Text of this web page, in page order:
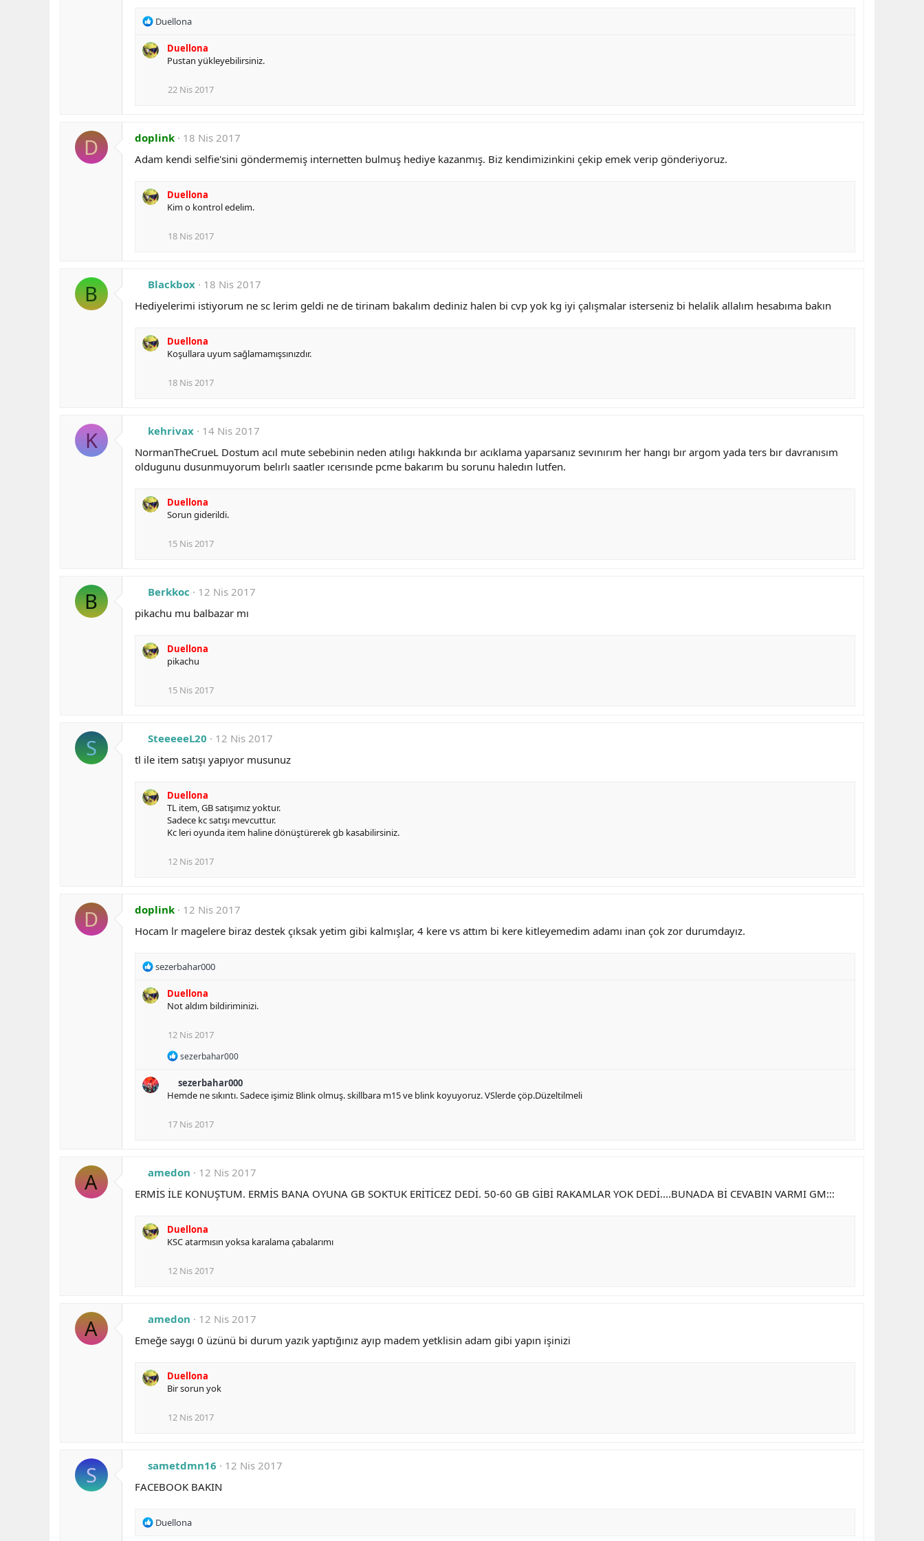
sR
a
c
:
Duellona
Duellona
Pustan yükleyebilirsiniz.
22 Nis 2017
D doplink
18 Nis 2017
Adam kendi selfie'sini göndermemiş internetten bulmuş hediye kazanmış. Biz kendimizinkini çekip emek verip gönderiyoruz.
Duellona
Kim o kontrol edelim.
18 Nis 2017
B Blackbox
18 Nis 2017
Hediyelerimi istiyorum ne sc lerim geldi ne de tirinam bakalım dediniz halen bi cvp yok kg iyi çalışmalar isterseniz bi helalik allalım hesabıma bakın
Duellona
Koşullara uyum sağlamamışsınızdır.
18 Nis 2017
K kehrivax
14 Nis 2017
NormanTheCrueL Dostum acıl mute sebebinin neden atılıgı hakkında bır acıklama yaparsanız sevınırım her hangı bır argom yada ters bır davranısım
oldugunu dusunmuyorum belırlı saatler ıcerısınde pcme bakarım bu sorunu haledın lutfen.
Duellona
Sorun giderildi.
15 Nis 2017
B Berkkoc
12 Nis 2017
pikachu mu balbazar mı
Duellona
pikachu
15 Nis 2017
S SteeeeeL20
12 Nis 2017
tl ile item satışı yapıyor musunuz
Duellona
TL item, GB satışımız yoktur.
Sadece kc satışı mevcuttur.
Kc leri oyunda item haline dönüştürerek gb kasabilirsiniz.
12 Nis 2017
D doplink
12 Nis 2017
Hocam lr magelere biraz destek çıksak yetim gibi kalmışlar, 4 kere vs attım bi kere kitleyemedim adamı inan çok zor durumdayız.
R
a
c
:
sezerbahar000
Duellona
Not aldım bildiriminizi.
12 Nis 2017
R
c
t
o
sezerbahar000
sezerbahar000
Hemde ne sıkıntı. Sadece işimiz Blink olmuş. skillbara m15 ve blink koyuyoruz. VSlerde çöp.Düzeltilmeli
17 Nis 2017
A amedon
12 Nis 2017
ERMİS İLE KONUŞTUM. ERMİS BANA OYUNA GB SOKTUK ERİTİCEZ DEDİ. 50-60 GB GİBİ RAKAMLAR YOK DEDİ....BUNADA Bİ CEVABIN VARMI GM:::
Duellona
KSC atarmısın yoksa karalama çabalarımı
12 Nis 2017
A amedon
12 Nis 2017
Emeğe saygı 0 üzünü bi durum yazık yaptığınız ayıp madem yetklisin adam gibi yapın işinizi
Duellona
Bir sorun yok
12 Nis 2017
S sametdmn16
12 Nis 2017
FACEBOOK BAKIN
R
Duellona